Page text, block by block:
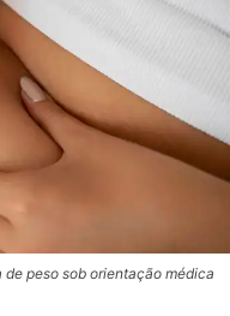
peso sob orientação médica